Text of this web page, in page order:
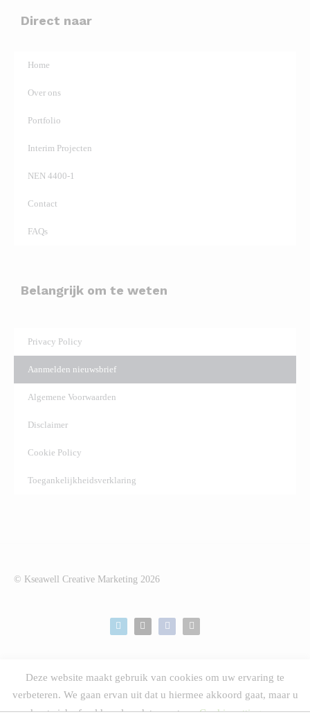
Direct naar
Home
Over ons
Portfolio
Interim Projecten
NEN 4400-1
Contact
FAQs
Belangrijk om te weten
Privacy Policy
Aanmelden nieuwsbrief
Algemene Voorwaarden
Disclaimer
Cookie Policy
Toegankelijkheidsverklaring
© Kseawell Creative Marketing 2026
Deze website maakt gebruik van cookies om uw ervaring te
verbeteren. We gaan ervan uit dat u hiermee akkoord gaat, maar u
kunt zich afmelden als u dat wenst.
Cookie settings